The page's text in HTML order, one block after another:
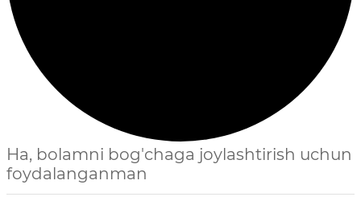
Ha, bolamni bog'chaga joylashtirish uchun
foydalanganman